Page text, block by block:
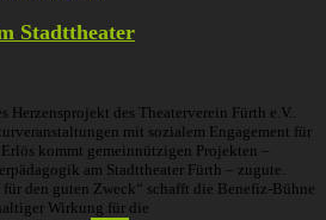
Stadttheater
Herzensprojekt des Theaterverein Fürth e.V..
mit sozialem Engagement für
kommt gemeinnützigen Projekten –
am Stadttheater Fürth – zugute.
den guten Zweck“ schafft die Benefiz-Bühne
Wirkung für die